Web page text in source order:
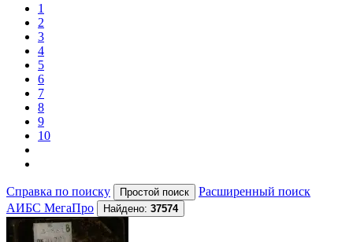
1
2
3
4
5
6
7
8
9
10
Справка по поиску
Расширенный поиск
АИБС МегаПро
Найдено: 37574